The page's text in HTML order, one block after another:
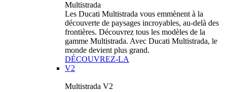
Multistrada
Les Ducati Multistrada vous emmènent à la
découverte de paysages incroyables, au-delà des
frontières. Découvrez tous les modèles de la
gamme Multistrada. Avec Ducati Multistrada, le
monde devient plus grand.
DÉCOUVREZ-LA
V2
Multistrada V2